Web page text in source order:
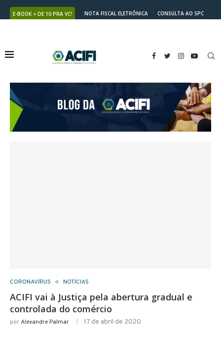
E-BOOK + DE 10 PRA VC! NOTA FISCAL ELETRÔNICA
CONSULTA AO SPC
CORONAVÍRUS NOTÍCIAS
ACIFI vai à Justiça pela abertura gradual e
controlada do comércio
porAlexandre Palmar 17 de abril de 2020